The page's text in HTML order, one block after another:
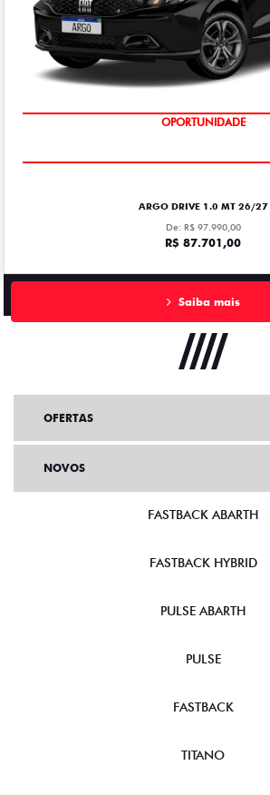
OPORTUNIDADE
ARGO DRIVE 1.0 MT 26/27
De: R$ 97.990,00
R$ 87.701,00
Saiba mais
OFERTAS
NOVOS
FASTBACK ABARTH
FASTBACK HYBRID
PULSE ABARTH
PULSE
FASTBACK
TITANO